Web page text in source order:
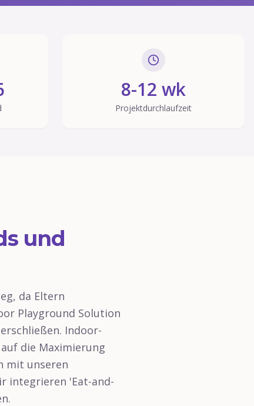
8-12 wk
Projektdurchlaufzeit
und
da Eltern
Playground Solution
Indoor-
die Maximierung
mit unseren
integrieren 'Eat-and-